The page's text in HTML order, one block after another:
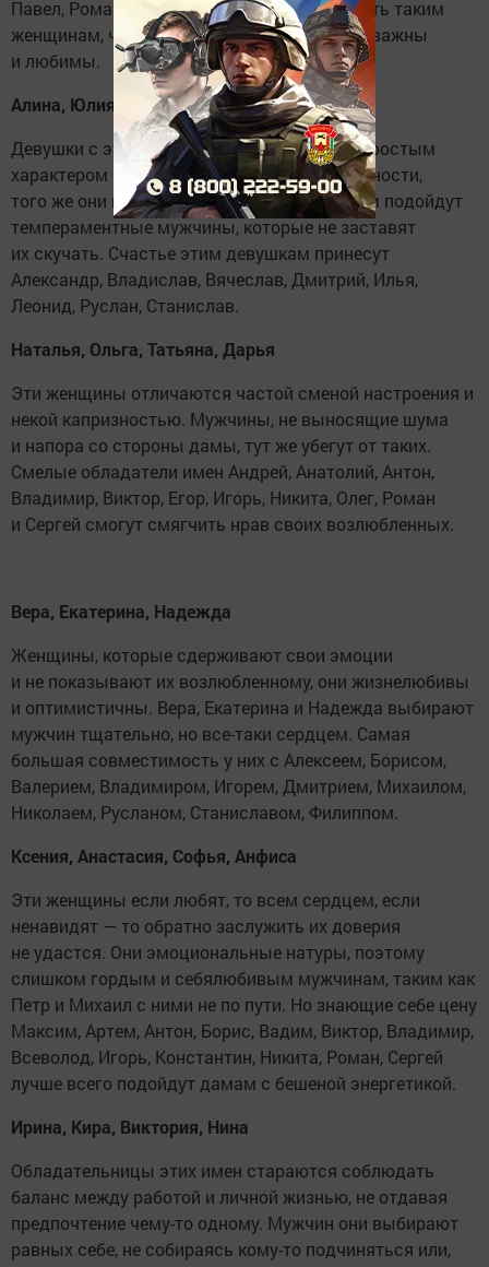
Павел, Роман, Алексей, которые дадут понять таким
женщинам, что они действительно для них важны
и любимы.
Алина, Юлия, Елизавета, Анжела, Светлана
Девушки с этими именами отличаются непростым
характером из-за повышенной эмоциональности,
того же они ищут и в партнерах. Поэтому им подойдут
темпераментные мужчины, которые не заставят
их скучать. Счастье этим девушкам принесут
Александр, Владислав, Вячеслав, Дмитрий, Илья,
Леонид, Руслан, Станислав.
Наталья, Ольга, Татьяна, Дарья
Эти женщины отличаются частой сменой настроения и
некой капризностью. Мужчины, не выносящие шума
и напора со стороны дамы, тут же убегут от таких.
Смелые обладатели имен Андрей, Анатолий, Антон,
Владимир, Виктор, Егор, Игорь, Никита, Олег, Роман
и Сергей смогут смягчить нрав своих возлюбленных.
Вера, Екатерина, Надежда
Женщины, которые сдерживают свои эмоции
и не показывают их возлюбленному, они жизнелюбивы
и оптимистичны. Вера, Екатерина и Надежда выбирают
мужчин тщательно, но все-таки сердцем. Самая
большая совместимость у них с Алексеем, Борисом,
Валерием, Владимиром, Игорем, Дмитрием, Михаилом,
Николаем, Русланом, Станиславом, Филиппом.
Ксения, Анастасия, Софья, Анфиса
Эти женщины если любят, то всем сердцем, если
ненавидят — то обратно заслужить их доверия
не удастся. Они эмоциональные натуры, поэтому
слишком гордым и себялюбивым мужчинам, таким как
Петр и Михаил с ними не по пути. Но знающие себе цену
Максим, Артем, Антон, Борис, Вадим, Виктор, Владимир,
Всеволод, Игорь, Константин, Никита, Роман, Сергей
лучше всего подойдут дамам с бешеной энергетикой.
Ирина, Кира, Виктория, Нина
Обладательницы этих имен стараются соблюдать
баланс между работой и личной жизнью, не отдавая
предпочтение чему-то одному. Мужчин они выбирают
равных себе, не собираясь кому-то подчиняться или,